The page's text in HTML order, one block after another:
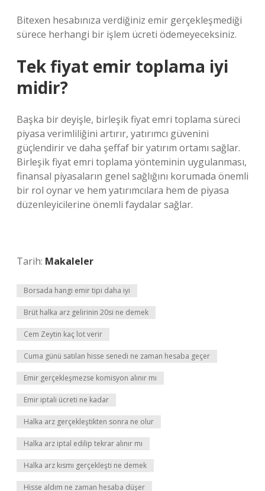
Bitexen hesabınıza verdiğiniz emir gerçekleşmediği
sürece herhangi bir işlem ücreti ödemeyeceksiniz.
Tek fiyat emir toplama iyi
midir?
Başka bir deyişle, birleşik fiyat emri toplama süreci
piyasa verimliliğini artırır, yatırımcı güvenini
güçlendirir ve daha şeffaf bir yatırım ortamı sağlar.
Birleşik fiyat emri toplama yönteminin uygulanması,
finansal piyasaların genel sağlığını korumada önemli
bir rol oynar ve hem yatırımcılara hem de piyasa
düzenleyicilerine önemli faydalar sağlar.
Tarih: Makaleler
Borsada hangi emir tipi daha iyi
Brüt halka arz gelirinin 20si ne demek
Cem Zeytin kaç lot verir
Cuma günü satılan hisse senedi ne zaman hesaba geçer
Emir gerçekleşmezse komisyon alınır mı
Emir iptali ücreti ne kadar
Halka arz gerçekleştikten sonra ne olur
Halka arz iptal edilip tekrar alınır mı
Halka arz kısmı gerçekleşti ne demek
Hisse aldım ne zaman hesaba düşer